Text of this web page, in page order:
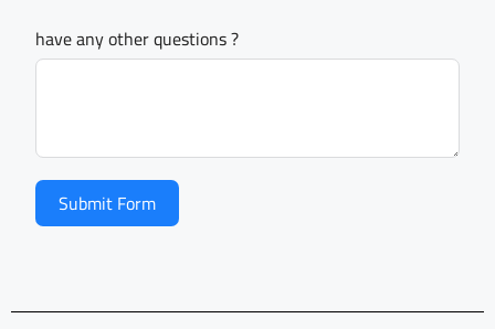
have any other questions ?
Submit Form